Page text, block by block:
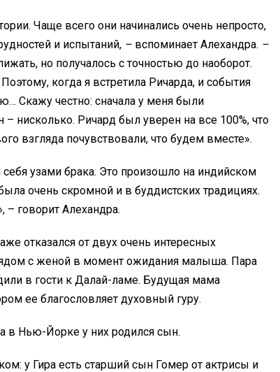
Чаще всего они начинались очень непросто,
и испытаний, – вспоминает Алехандра. –
но получалось с точностью до наоборот.
когда я встретила Ричарда, и события
Скажу честно: сначала у меня были
нисколько. Ричард был уверен на все 100%, что
взгляда почувствовали, что будем вместе».
узами брака. Это произошло на индийском
очень скромной и в буддистских традициях.
говорит Алехандра.
отказался от двух очень интересных
с женой в момент ожидания малыша. Пара
в гости к Далай-ламе. Будущая мама
ее благословляет духовный гуру.
в Нью-Йорке у них родился сын.
у Гира есть старший сын Гомер от актрисы и